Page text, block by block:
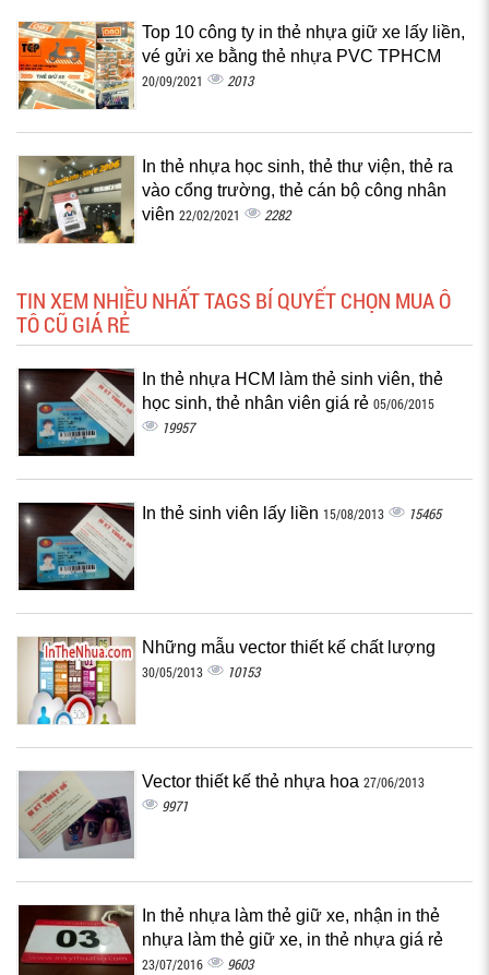
Top 10 công ty in thẻ nhựa giữ xe lấy liền,
vé gửi xe bằng thẻ nhựa PVC TPHCM
20/09/2021 2013
In thẻ nhựa học sinh, thẻ thư viện, thẻ ra
vào cổng trường, thẻ cán bộ công nhân
viên 22/02/2021 2282
TIN XEM NHIỀU NHẤT TAGS BÍ QUYẾT CHỌN MUA Ô
TÔ CŨ GIÁ RẺ
In thẻ nhựa HCM làm thẻ sinh viên, thẻ
học sinh, thẻ nhân viên giá rẻ 05/06/2015
19957
In thẻ sinh viên lấy liền 15/08/2013 15465
Những mẫu vector thiết kế chất lượng
30/05/2013 10153
Vector thiết kế thẻ nhựa hoa 27/06/2013
9971
In thẻ nhựa làm thẻ giữ xe, nhận in thẻ
nhựa làm thẻ giữ xe, in thẻ nhựa giá rẻ
23/07/2016 9603